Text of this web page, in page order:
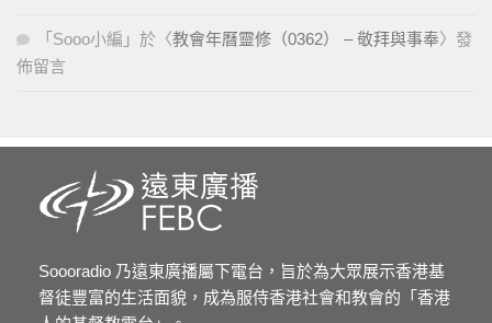
「 Sooo小編 」於〈教會年曆靈修（0362） – 敬拜與事奉〉發
佈留言
Soooradio 乃遠東廣播屬下電台，旨於為大眾展示香港基
督徒豐富的生活面貌，成為服侍香港社會和教會的「香港